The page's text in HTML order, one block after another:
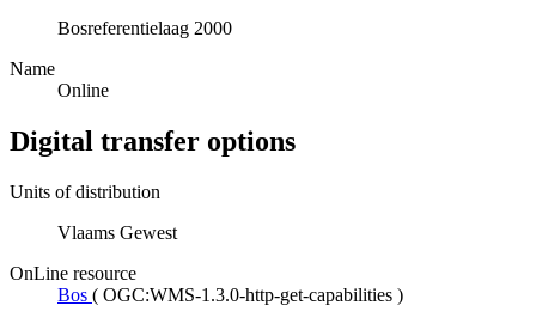
Bosreferentielaag 2000
Name
Online
Digital transfer options
Units of distribution
Vlaams Gewest
OnLine resource
Bos ( OGC:WMS-1.3.0-http-get-capabilities )